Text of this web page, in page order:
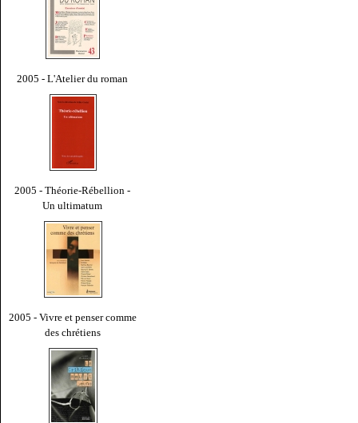
2005 - L'Atelier du roman
2005 - Théorie-Rébellion -
Un ultimatum
2005 - Vivre et penser comme
des chrétiens